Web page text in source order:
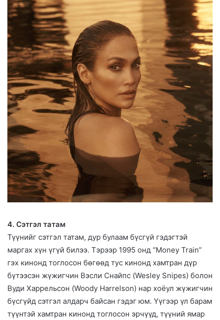
4. Сэтгэл татам
Түүнийг сэтгэл татам, дур булаам бүсгүй гэдэгтэй
маргах хүн үгүй билээ. Тэрээр 1995 онд “Money Train”
гэх кинонд тоглосон бөгөөд тус кинонд хамтран дүр
бүтээсэн жүжигчин Вэсли Снайпс (Wesley Snipes) болон
Вуди Харрельсон (Woody Harrelson) нар хоёул жүжигчин
бүсгүйд сэтгэл алдарч байсан гэдэг юм. Үүгээр үл барам
түүнтэй хамтран кинонд тоглосон эрчүүд, түүний ямар